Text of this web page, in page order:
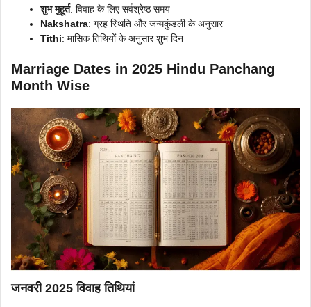
शुभ मुहूर्त: विवाह के लिए सर्वश्रेष्ठ समय
Nakshatra: ग्रह स्थिति और जन्मकुंडली के अनुसार
Tithi: मासिक तिथियों के अनुसार शुभ दिन
Marriage Dates in 2025 Hindu Panchang
Month Wise
जनवरी 2025 विवाह तिथियां